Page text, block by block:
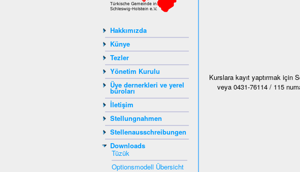
Hakkımızda
Künye
Tezler
Yönetim Kurulu
Üye dernerkleri ve yerel
büroları
İletişim
Stellungnahmen
Stellenausschreibungen
Downloads
Tüzük
Optionsmodell Übersicht
Kurslara kayıt yaptırmak için
veya 0431-76114 / 115